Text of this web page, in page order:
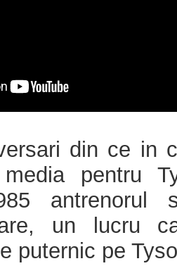
din ce in
pentru
antrenorul
un lucru
puternic pe